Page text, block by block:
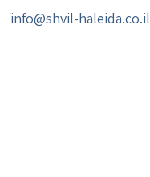
info@shvil-haleida.co.il